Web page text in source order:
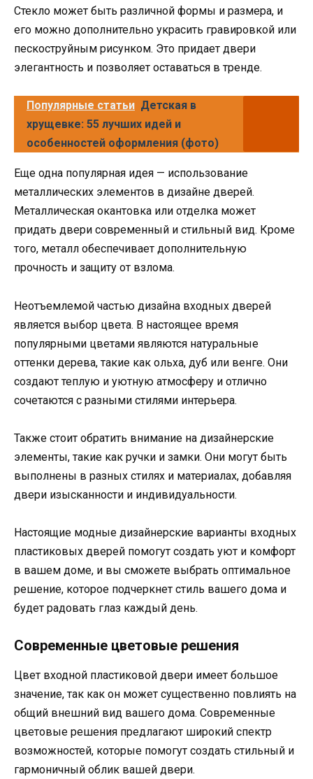
Стекло может быть различной формы и размера, и
его можно дополнительно украсить гравировкой или
пескоструйным рисунком. Это придает двери
элегантность и позволяет оставаться в тренде.
Популярные статьи Детская в
хрущевке: 55 лучших идей и
особенностей оформления (фото)
Еще одна популярная идея — использование
металлических элементов в дизайне дверей.
Металлическая окантовка или отделка может
придать двери современный и стильный вид. Кроме
того, металл обеспечивает дополнительную
прочность и защиту от взлома.
Неотъемлемой частью дизайна входных дверей
является выбор цвета. В настоящее время
популярными цветами являются натуральные
оттенки дерева, такие как ольха, дуб или венге. Они
создают теплую и уютную атмосферу и отлично
сочетаются с разными стилями интерьера.
Также стоит обратить внимание на дизайнерские
элементы, такие как ручки и замки. Они могут быть
выполнены в разных стилях и материалах, добавляя
двери изысканности и индивидуальности.
Настоящие модные дизайнерские варианты входных
пластиковых дверей помогут создать уют и комфорт
в вашем доме, и вы сможете выбрать оптимальное
решение, которое подчеркнет стиль вашего дома и
будет радовать глаз каждый день.
Современные цветовые решения
Цвет входной пластиковой двери имеет большое
значение, так как он может существенно повлиять на
общий внешний вид вашего дома. Современные
цветовые решения предлагают широкий спектр
возможностей, которые помогут создать стильный и
гармоничный облик вашей двери.